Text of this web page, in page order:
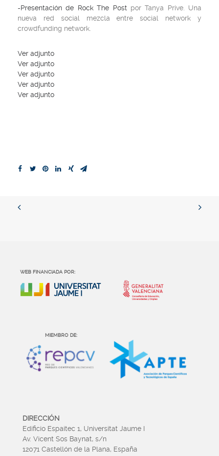
-Presentación de Rock The Post por Tanya Prive. Una
nueva red social mezcla entre social network y
crowdfunding network.
Ver adjunto
Ver adjunto
Ver adjunto
Ver adjunto
Ver adjunto
WEB FINANCIADA POR:
MIEMBRO DE:
DIRECCIÓN
Edificio Espaitec 1, Universitat Jaume I
Av. Vicent Sos Baynat, s/n
12071 Castellón de la Plana, España